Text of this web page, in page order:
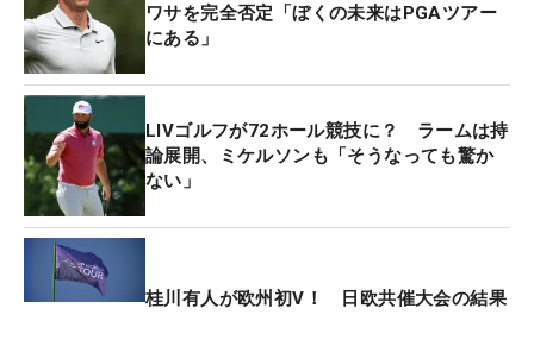
ワサを完全否定「ぼくの未来はPGAツアー
にある」
LIVゴルフが72ホール競技に？ ラームは持
論展開、ミケルソンも「そうなっても驚か
ない」
桂川有人が欧州初V！ 日欧共催大会の結果